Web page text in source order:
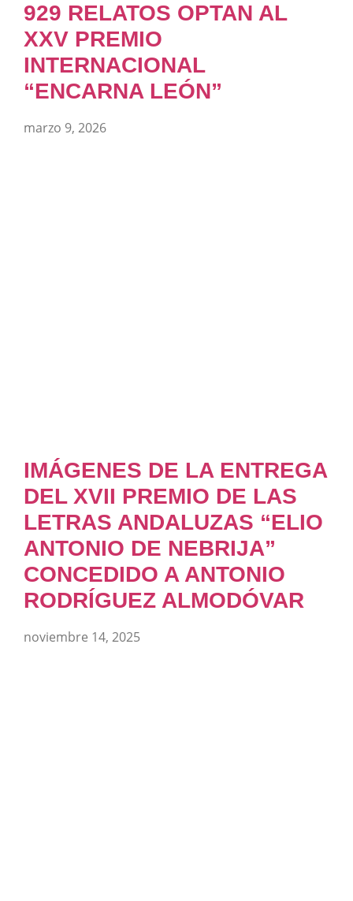
929 RELATOS OPTAN AL
XXV PREMIO
INTERNACIONAL
“ENCARNA LEÓN”
marzo 9, 2026
IMÁGENES DE LA ENTREGA
DEL XVII PREMIO DE LAS
LETRAS ANDALUZAS “ELIO
ANTONIO DE NEBRIJA”
CONCEDIDO A ANTONIO
RODRÍGUEZ ALMODÓVAR
noviembre 14, 2025